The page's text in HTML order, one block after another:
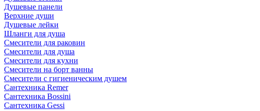
Душевые панели
Верхние души
Душевые лейки
Шланги для душа
Смесители для раковин
Смесители для душа
Смесители для кухни
Смесители на борт ванны
Смесители с гигиеническим душем
Сантехника Remer
Сантехника Bossini
Сантехника Gessi